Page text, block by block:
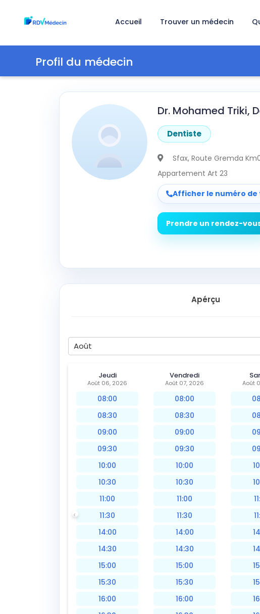
Accueil Trouver un médecin
Profil du médecin
Dr. Mohamed Triki,
Dentiste
Sfax, Route Gremda
Appartement Art 23
Afficher le numéro de
Prendre un rendez-
Apérçu
Août
Jeudi
Août 06, 2026
08:00
08:30
09:00
09:30
10:00
10:30
11:00
11:30
14:00
14:30
15:00
15:30
16:00
Vendredi
Août 07, 2026
08:00
08:30
09:00
09:30
10:00
10:30
11:00
11:30
14:00
14:30
15:00
15:30
16:00
Août